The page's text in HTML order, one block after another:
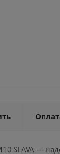
SLAVA —